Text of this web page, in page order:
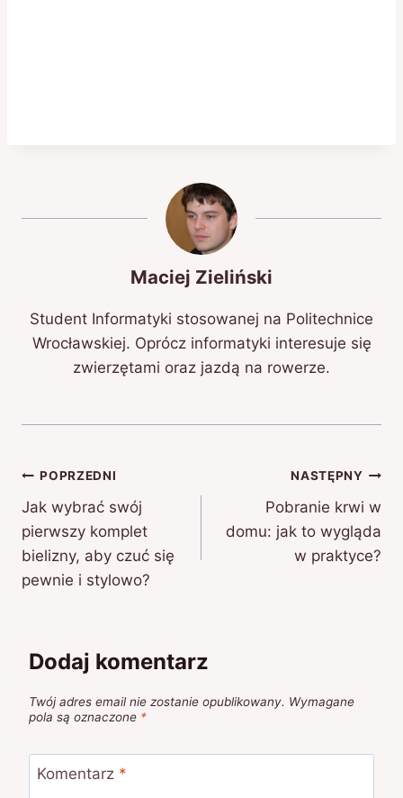
Maciej Zieliński
Student Informatyki stosowanej na Politechnice
Wrocławskiej. Oprócz informatyki interesuje się
zwierzętami oraz jazdą na rowerze.
Nawigacja
wpisu
POPRZEDNI
Jak wybrać swój
pierwszy komplet
bielizny, aby czuć się
pewnie i stylowo?
NASTĘPNY
Pobranie krwi w
domu: jak to wygląda
w praktyce?
Dodaj komentarz
Twój adres email nie zostanie opublikowany. Wymagane
pola są oznaczone *
Komentarz *